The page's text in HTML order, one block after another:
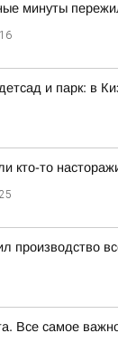
минуты
и парк: в
кто-то
производство
Все самое